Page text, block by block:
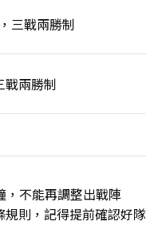
三戰兩勝制
戰兩勝制
，不能再調整出戰陣
則，記得提前確認好隊